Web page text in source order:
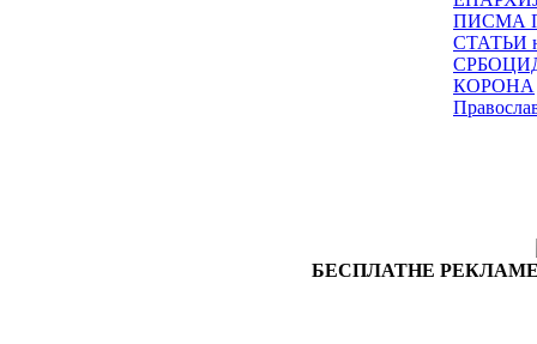
ПИСМА
СТАТЬИ
КОРОНА
БЕСПЛАТНЕ